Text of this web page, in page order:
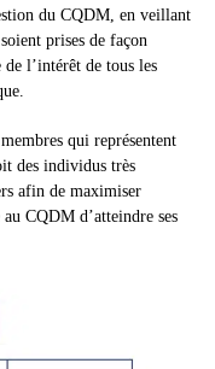
du CQDM, en veillant
prises de façon
l’intérêt de tous les
qui représentent
des individus très
afin de maximiser
CQDM d’atteindre ses